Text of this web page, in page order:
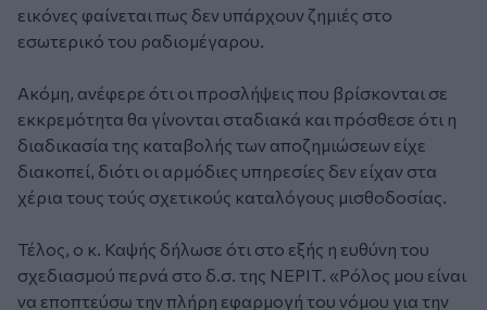
εικόνες φαίνεται πως δεν υπάρχουν ζημιές στο
εσωτερικό του ραδιομέγαρου.
Ακόμη, ανέφερε ότι οι προσλήψεις που βρίσκονται σε
εκκρεμότητα θα γίνονται σταδιακά και πρόσθεσε ότι η
διαδικασία της καταβολής των αποζημιώσεων είχε
διακοπεί, διότι οι αρμόδιες υπηρεσίες δεν είχαν στα
χέρια τους τούς σχετικούς καταλόγους μισθοδοσίας.
Τέλος, ο κ. Καψής δήλωσε ότι στο εξής η ευθύνη του
σχεδιασμού περνά στο δ.σ. της ΝΕΡΙΤ. «Ρόλος μου είναι
να εποπτεύσω την πλήρη εφαρμογή του νόμου για την